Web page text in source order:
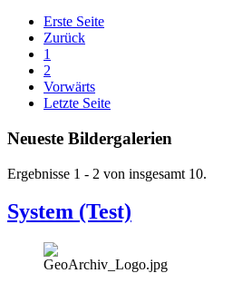
Erste Seite
Zurück
1
2
Vorwärts
Letzte Seite
Neueste Bildergalerien
Ergebnisse 1 - 2 von insgesamt 10.
System (Test)